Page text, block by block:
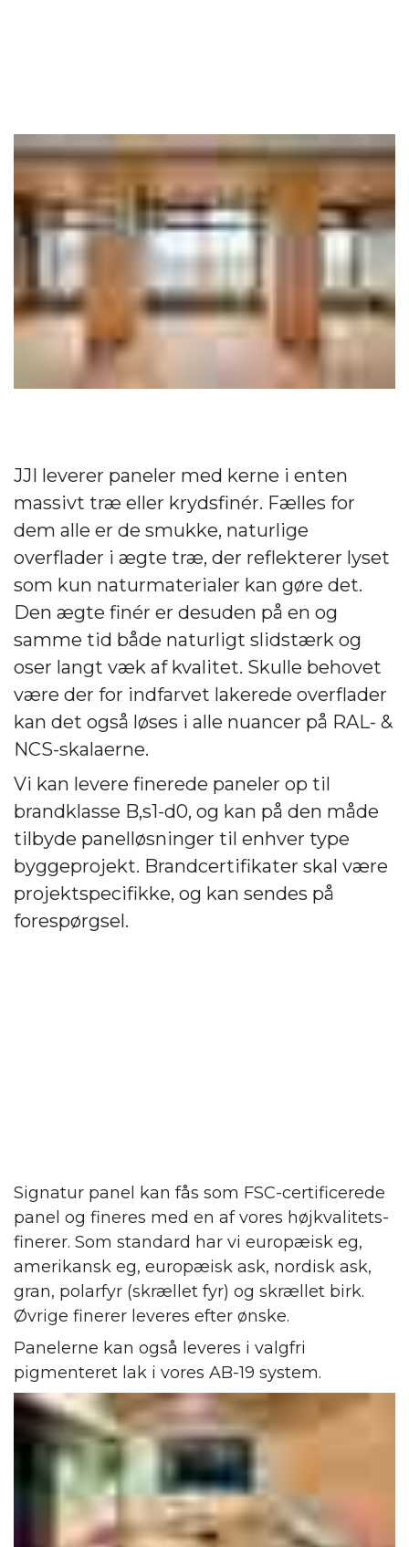
JJI leverer paneler med kerne i enten
massivt træ eller krydsfinér. Fælles for
dem alle er de smukke, naturlige
overflader i ægte træ, der reflekterer lyset
som kun naturmaterialer kan gøre det.
Den ægte finér er desuden på en og
samme tid både naturligt slidstærk og
oser langt væk af kvalitet. Skulle behovet
være der for indfarvet lakerede overflader
kan det også løses i alle nuancer på RAL- &
NCS-skalaerne.
Vi kan levere finerede paneler op til
brandklasse B,s1-d0, og kan på den måde
tilbyde panelløsninger til enhver type
byggeprojekt. Brandcertifikater skal være
projektspecifikke, og kan sendes på
forespørgsel.
Signatur panel kan fås som FSC-certificerede
panel og fineres med en af vores højkvalitets-
finerer. Som standard har vi europæisk eg,
amerikansk eg, europæisk ask, nordisk ask,
gran, polarfyr (skrællet fyr) og skrællet birk.
Øvrige finerer leveres efter ønske.
Panelerne kan også leveres i valgfri
pigmenteret lak i vores AB-19 system.